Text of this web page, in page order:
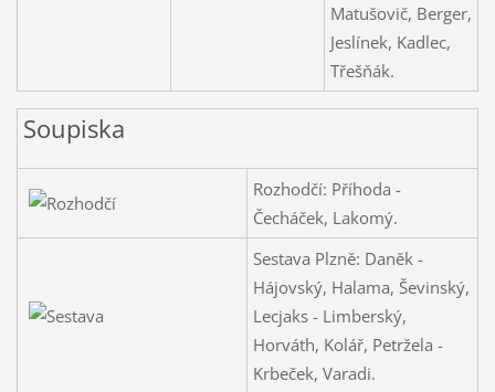
Matušovič, Berger,
Jeslínek, Kadlec,
Třešňák.
Soupiska
Rozhodčí: Příhoda -
Čecháček, Lakomý.
Sestava Plzně: Daněk -
Hájovský, Halama, Ševinský,
Lecjaks - Limberský,
Horváth, Kolář, Petržela -
Krbeček, Varadi.